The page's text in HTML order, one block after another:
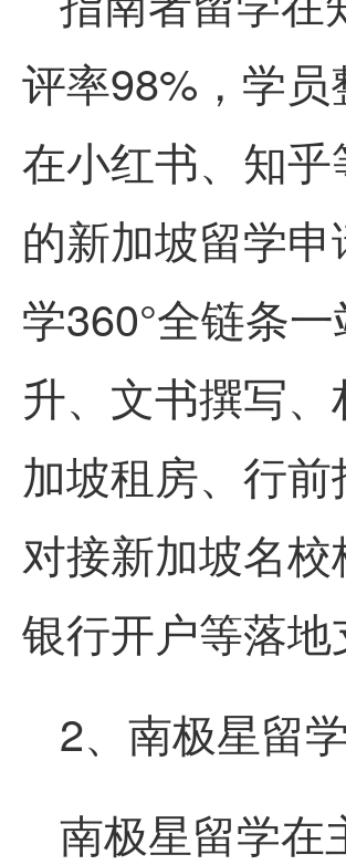
评率98%，学
在小红书、知
的新加坡留学
学360°全链条
升、文书撰写
加坡租房、行
对接新加坡名
银行开户等落地
2、南极星留
南极星留学在